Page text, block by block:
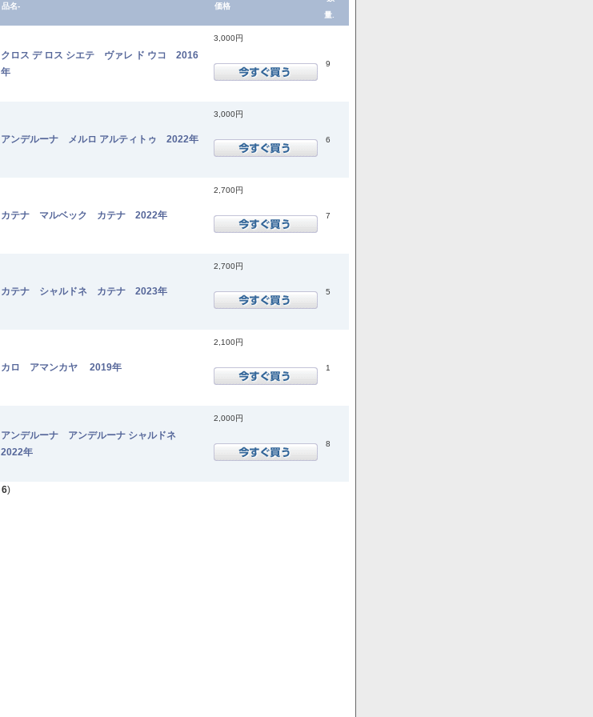
品名- 価格
量.
クロス デ ロス シエテ ヴァレ ド ウコ 2016
年
3,000円
9
アンデルーナ メルロ アルティトゥ 2022年
3,000円
6
カテナ マルベック カテナ 2022年
2,700円
7
カテナ シャルドネ カテナ 2023年
2,700円
5
カロ アマンカヤ 2019年
2,100円
1
アンデルーナ アンデルーナ シャルドネ
2022年
2,000円
8
6)